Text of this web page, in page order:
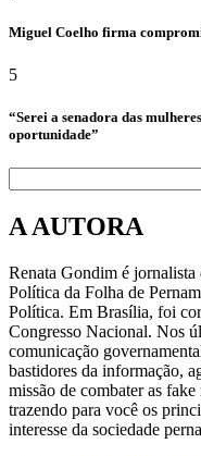
Miguel Coelho firma
5
“Serei a senadora das
oportunidade”
A AUTORA
Renata Gondim é
Política da Folha de
Política. Em Brasília, foi
Congresso Nacional. Nos
comunicação
bastidores da informação,
missão de combater as
trazendo para você os
interesse da sociedade